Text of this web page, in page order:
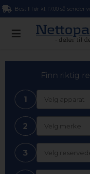
Bestill før kl. 17.00 så sender
Finn riktig
1 Velg apparat
2 Velg merke
3 Velg